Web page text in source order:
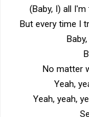
(Baby, I) all
But every time I
No matter
Yeah,
Yeah, yeah,